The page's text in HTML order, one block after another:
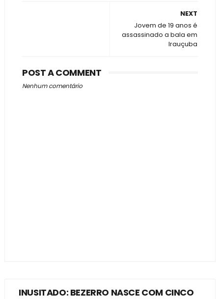
NEXT
Jovem de 19 anos é
assassinado a bala em
Irauçuba
POST A COMMENT
Nenhum comentário
INUSITADO: BEZERRO NASCE COM CINCO